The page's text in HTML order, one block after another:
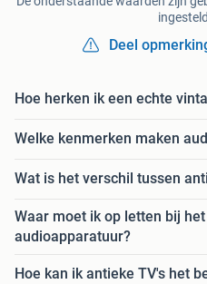
Deel
Hoe herken ik een echte
Welke kenmerken maken
Wat is het verschil tussen
Waar moet ik op letten bij
audioapparatuur?
Hoe kan ik antieke TV's het